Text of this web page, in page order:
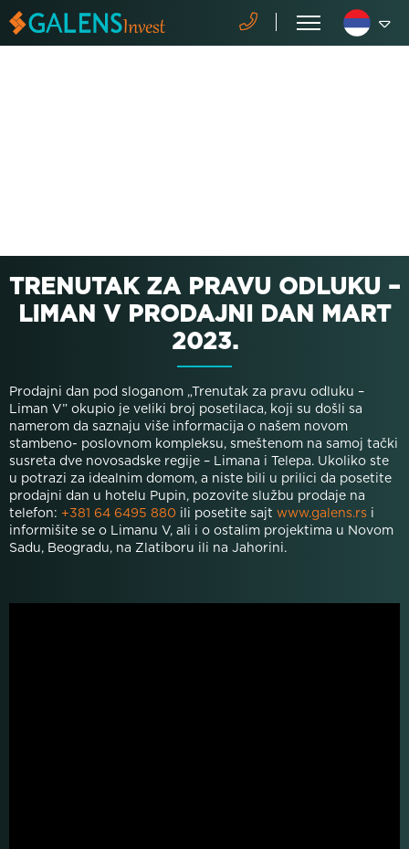
TRENUTAK ZA PRAVU ODLUKU –
LIMAN V PRODAJNI DAN MART
2023.
Prodajni dan pod sloganom „Trenutak za pravu odluku –
Liman V” okupio je veliki broj posetilaca, koji su došli sa
namerom da saznaju više informacija o našem novom
stambeno- poslovnom kompleksu, smeštenom na samoj tački
susreta dve novosadske regije – Limana i Telepa. Ukoliko ste
u potrazi za idealnim domom, a niste bili u prilici da posetite
prodajni dan u hotelu Pupin, pozovite službu prodaje na
telefon: +381 64 6495 880 ili posetite sajt www.galens.rs i
informišite se o Limanu V, ali i o ostalim projektima u Novom
Sadu, Beogradu, na Zlatiboru ili na Jahorini.